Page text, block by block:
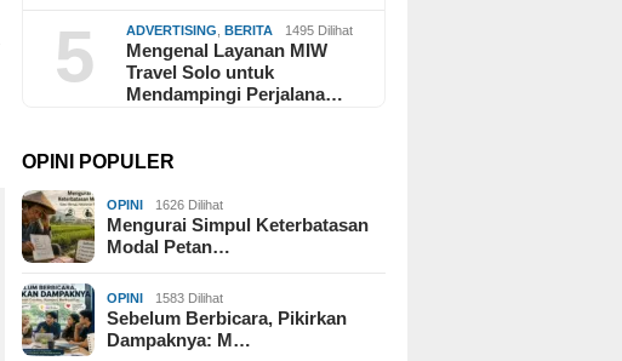
5 ADVERTISING ,BERITA 1495 Dilihat
Mengenal Layanan MIW
Travel Solo untuk
Mendampingi Perjalana…
OPINI POPULER
OPINI 1626 Dilihat
Mengurai Simpul Keterbatasan
Modal Petan…
OPINI 1583 Dilihat
Sebelum Berbicara, Pikirkan
Dampaknya: M…